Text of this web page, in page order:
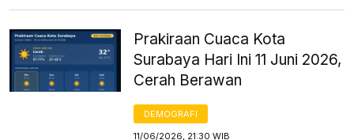
Prakiraan Cuaca Kota
Surabaya Hari Ini 11 Juni 2026,
Cerah Berawan
DEMOGRAFI
11/06/2026, 21:30 WIB